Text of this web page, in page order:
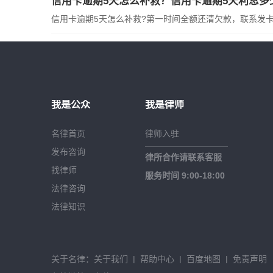
信用卡逾期5天怎么补救?第一时间全额还清欠款，联系发
我是公众
名律首页
发布咨询
找律师
法律咨询
法律知识
我是律师
律师入驻
律所合作请联系客服
服务时间 9:00-18:00
关于名律： 关于我们 | 帮助中心 | 百度地图 |
免责声明